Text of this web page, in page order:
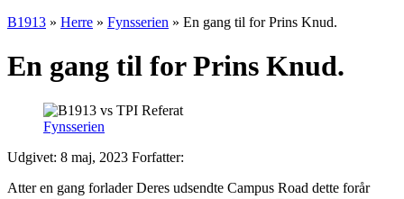
B1913 » Herre » Fynsserien » En gang til for Prins Knud.
En gang til for Prins Knud.
Fynsserien
Udgivet: 8 maj, 2023 Forfatter:
Atter en gang forlader Deres udsendte Campus Road dette forår